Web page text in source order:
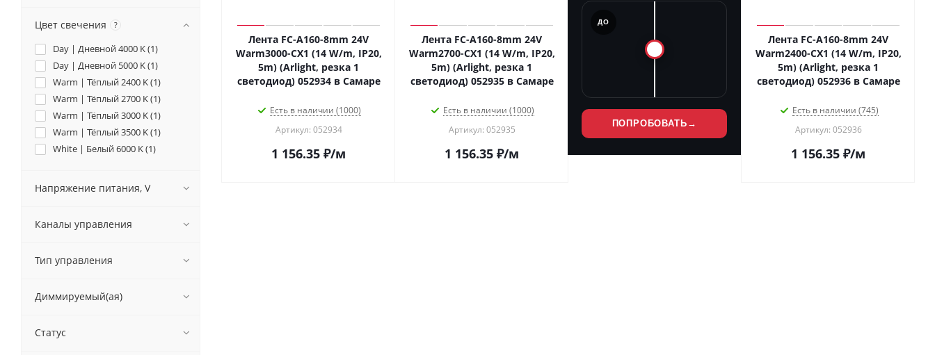
Лента FC-A160-8mm 24V
Warm3000-CX1 (14 W/m, IP20,
5m) (Arlight, резка 1
светодиод) 052934 в Самаре
Есть в наличии (1000)
Артикул: 052934
1 156.35 ₽/м
Лента FC-A160-8mm 24V
Warm2700-CX1 (14 W/m, IP20,
5m) (Arlight, резка 1
светодиод) 052935 в Самаре
Есть в наличии (1000)
Артикул: 052935
1 156.35 ₽/м
ДО
ПОПРОБОВАТЬ →
Лента FC-A160-8mm 24V
Warm2400-CX1 (14 W/m, IP20,
5m) (Arlight, резка 1
светодиод) 052936 в Самаре
Есть в наличии (745)
Артикул: 052936
1 156.35 ₽/м
Цвет свечения ?
Day | Дневной 4000 K (1)
Day | Дневной 5000 K (1)
Warm | Тёплый 2400 K (1)
Warm | Тёплый 2700 K (1)
Warm | Тёплый 3000 K (1)
Warm | Тёплый 3500 K (1)
White | Белый 6000 K (1)
Напряжение питания, V
Каналы управления
Тип управления
Диммируемый(ая)
Статус